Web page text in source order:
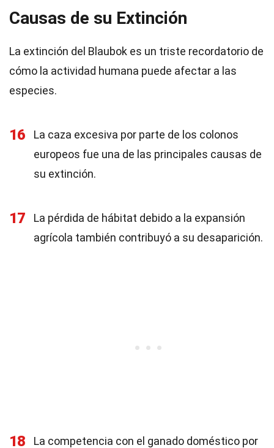
Causas de su Extinción
La extinción del Blaubok es un triste recordatorio de
cómo la actividad humana puede afectar a las
especies.
16
La caza excesiva por parte de los colonos
europeos fue una de las principales causas de
su extinción.
17
La pérdida de hábitat debido a la expansión
agrícola también contribuyó a su desaparición.
18
La competencia con el ganado doméstico por